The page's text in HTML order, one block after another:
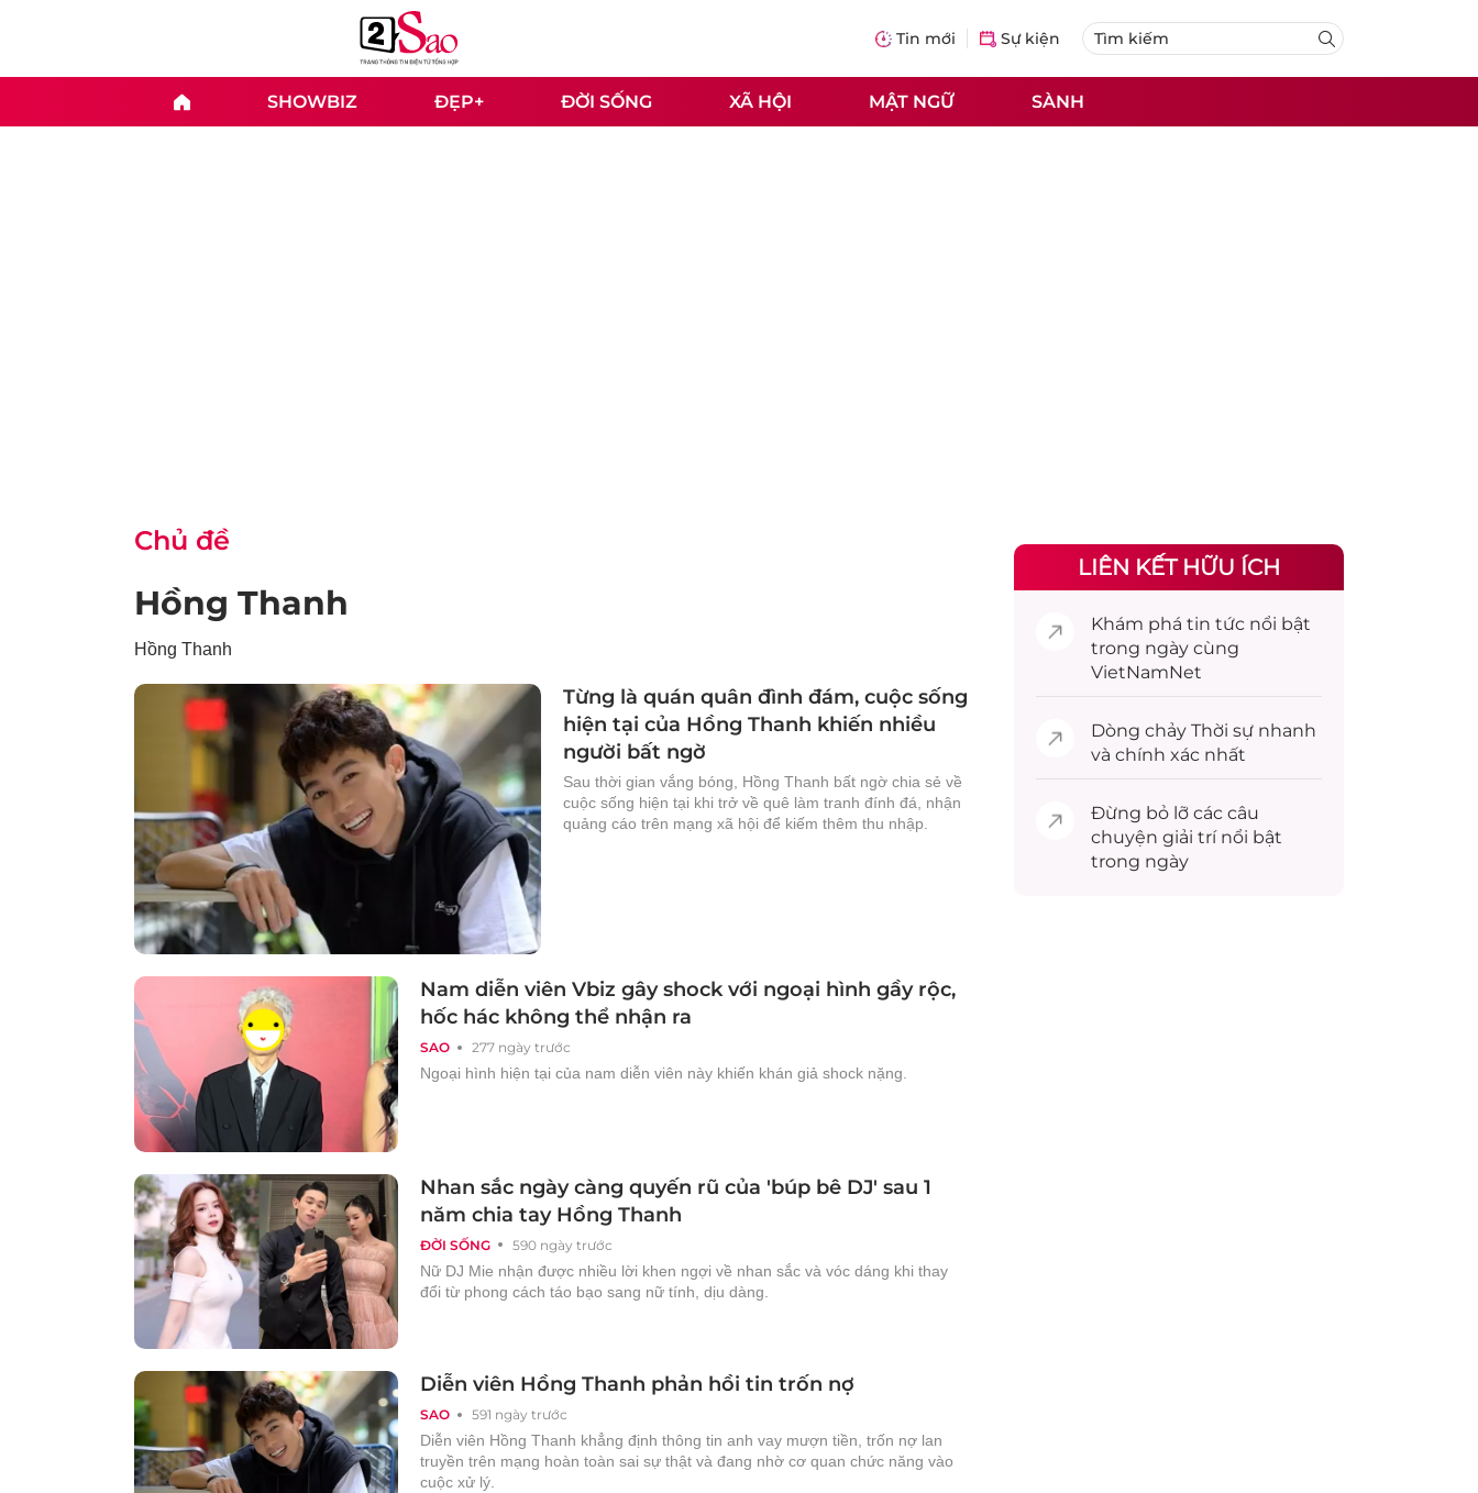
Tin mới Sự kiện
SHOWBIZ ĐẸP+ ĐỜI SỐNG XÃ HỘI MẬT NGỮ SÀNH
Chủ đề
Hồng Thanh
Hồng Thanh
Từng là quán quân đình đám, cuộc sống
hiện tại của Hồng Thanh khiến nhiều
người bất ngờ
Sau thời gian vắng bóng, Hồng Thanh bất ngờ chia sẻ về
cuộc sống hiện tại khi trở về quê làm tranh đính đá, nhận
quảng cáo trên mạng xã hội để kiếm thêm thu nhập.
SAO 277 ngày trước
Nam diễn viên Vbiz gây shock với ngoại hình gầy rộc,
hốc hác không thể nhận ra
Ngoại hình hiện tại của nam diễn viên này khiến khán giả shock nặng.
ĐỜI SỐNG 590 ngày trước
Nhan sắc ngày càng quyến rũ của 'búp bê DJ' sau 1
năm chia tay Hồng Thanh
Nữ DJ Mie nhận được nhiều lời khen ngợi về nhan sắc và vóc dáng khi thay
đổi từ phong cách táo bạo sang nữ tính, dịu dàng.
SAO 591 ngày trước
Diễn viên Hồng Thanh phản hồi tin trốn nợ
Diễn viên Hồng Thanh khẳng định thông tin anh vay mượn tiền, trốn nợ lan
truyền trên mạng hoàn toàn sai sự thật và đang nhờ cơ quan chức năng vào
cuộc xử lý.
LIÊN KẾT HỮU ÍCH
Khám phá tin tức nổi bật
trong ngày cùng
VietNamNet
Dòng chảy Thời sự nhanh
và chính xác nhất
Đừng bỏ lỡ các câu
chuyện giải trínổi bật
trong ngày